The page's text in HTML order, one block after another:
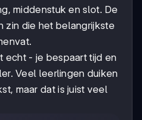
middenstuk en slot. De
zin die het belangrijkste
echt - je bespaart tijd en
Veel leerlingen duiken
maar dat is juist veel